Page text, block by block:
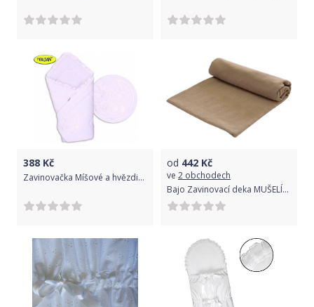
388 Kč
Zavinovačka Míšové a hvězdička - velur - bílá
od 442 Kč
ve 2 obchodech
Bajo Zavinovací deka MUŠELÍN - béžová tygří oko